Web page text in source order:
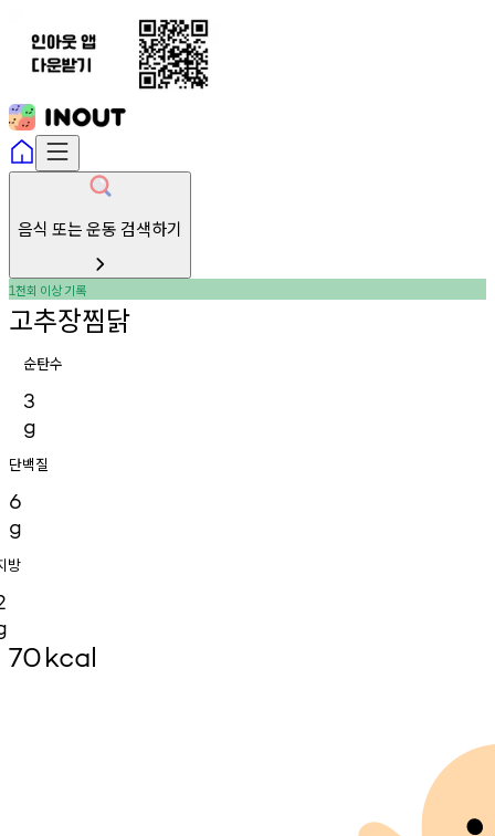
음식 또는 운동 검색하기
1천회 이상기록
고추장찜닭
순탄수
3
g
단백질
6
g
방
70kcal